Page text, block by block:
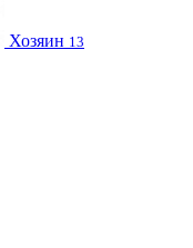
Хозяин 13